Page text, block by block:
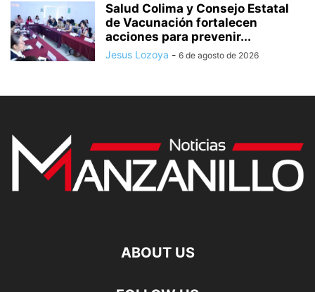
Salud Colima y Consejo Estatal
de Vacunación fortalecen
acciones para prevenir...
Jesus Lozoya - 6 de agosto de 2026
ABOUT US